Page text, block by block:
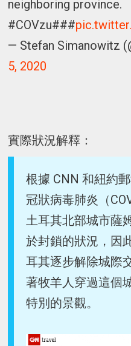
neighboring province.
#COVzu###
— Stefan Simanowitz
5, 2020
實際狀況解釋：
根據 CNN 和紐約
冠狀病毒肺炎（
土耳其北部城市薩
於封鎖的狀況，因
耳其逐步解除城際
著牧羊人穿過這個
特別的景觀。